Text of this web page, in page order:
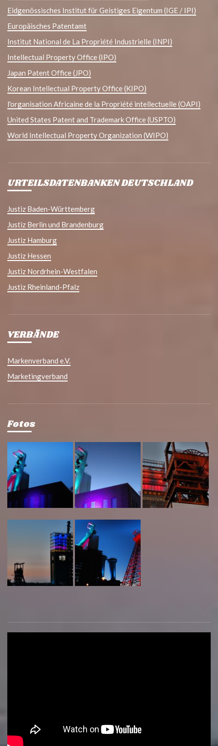
Eidgenössisches Institut für Geistiges Eigentum (IGE / IPI)
Europäisches Patentamt
Institut National de La Propriété Industrielle (INPI)
Intellectual Property Office (IPO)
Japan Patent Office (JPO)
Korean Intellectual Property Office (KIPO)
l'organisation Africaine de la Propriété intellectuelle (OAPI)
United States Patent and Trademark Office (USPTO)
World Intellectual Property Organization (WIPO)
URTEILSDATENBANKEN DEUTSCHLAND
Justiz Baden-Württemberg
Justiz Berlin und Brandenburg
Justiz Hamburg
Justiz Hessen
Justiz Nordrhein-Westfalen
Justiz Rheinland-Pfalz
VERBÄNDE
Markenverband e.V.
Marketingverband
Fotos